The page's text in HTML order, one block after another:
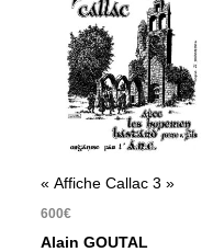
« Affiche Callac 3 »
600€
Alain GOUTAL